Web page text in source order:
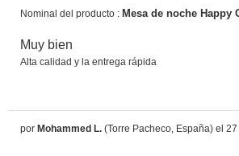
Nominal del producto : Mesa de noche Happy
Muy bien
Alta calidad y la entrega rápida
por Mohammed L. (Torre Pacheco, España) el